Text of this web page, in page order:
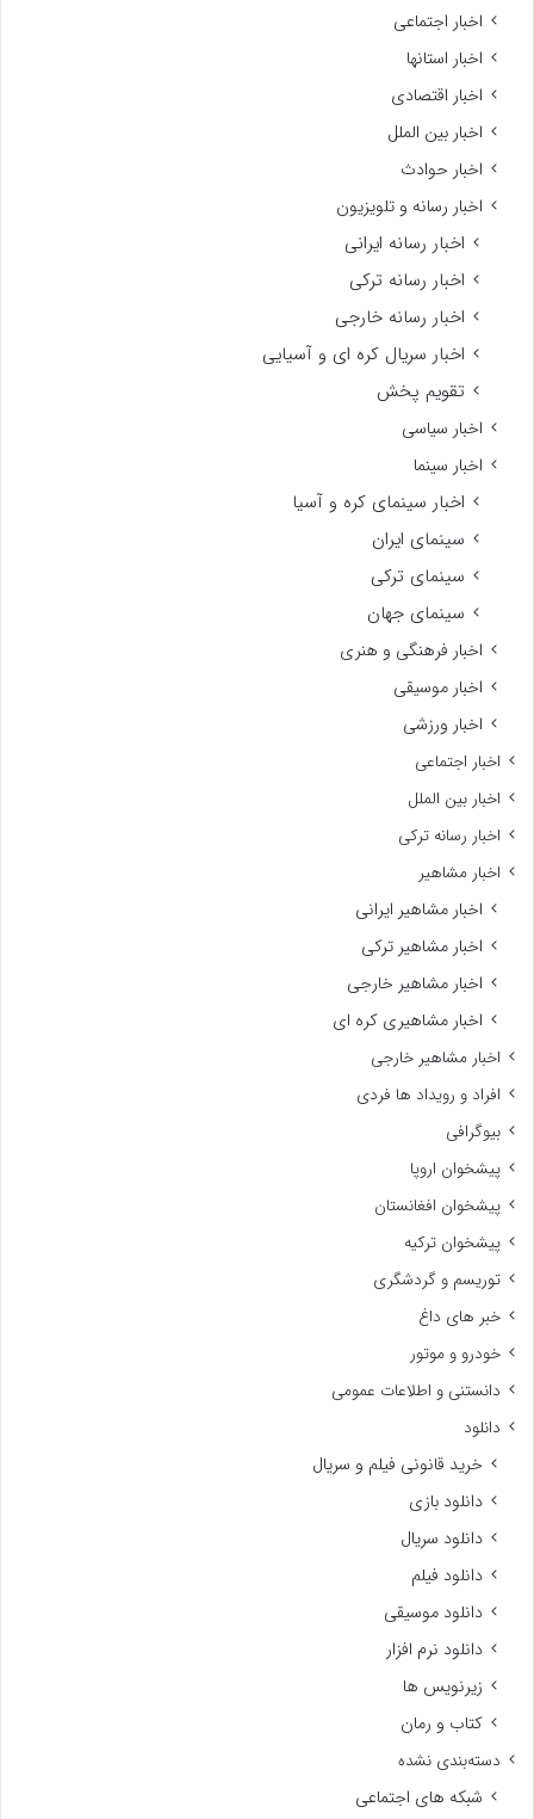
اخبار اجتماعی
اخبار استانها
اخبار اقتصادی
اخبار بین الملل
اخبار حوادث
اخبار رسانه و تلویزیون
اخبار رسانه ایرانی
اخبار رسانه ترکی
اخبار رسانه خارجی
اخبار سریال کره ای و آسیایی
تقویم پخش
اخبار سیاسی
اخبار سینما
اخبار سینمای کره و آسیا
سینمای ایران
سینمای ترکی
سینمای جهان
اخبار فرهنگی و هنری
اخبار موسیقی
اخبار ورزشی
اخبار اجتماعی
اخبار بین الملل
اخبار رسانه ترکی
اخبار مشاهیر
اخبار مشاهیر ایرانی
اخبار مشاهیر ترکی
اخبار مشاهیر خارجی
اخبار مشاهیری کره ای
اخبار مشاهیر خارجی
افراد و رویداد ها فردی
بیوگرافی
پیشخوان اروپا
پیشخوان افغانستان
پیشخوان ترکیه
توریسم و گردشگری
خبر های داغ
خودرو و موتور
دانستنی و اطلاعات عمومی
دانلود
خرید قانونی فیلم و سریال
دانلود بازی
دانلود سریال
دانلود فیلم
دانلود موسیقی
دانلود نرم افزار
زیرنویس ها
کتاب و رمان
دسته‌بندی نشده
شبکه های اجتماعی